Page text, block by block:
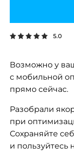
5.0
Возможно у
с мобильной
прямо сейчас.
Разобрали
при
Сохраняйте
и пользуйтесь